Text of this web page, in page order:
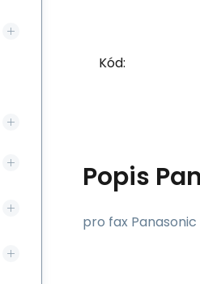
Kód:
Popis
pro fax Panasonic